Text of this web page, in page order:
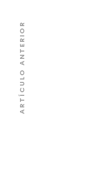
ARTÍCULO ANTERIOR